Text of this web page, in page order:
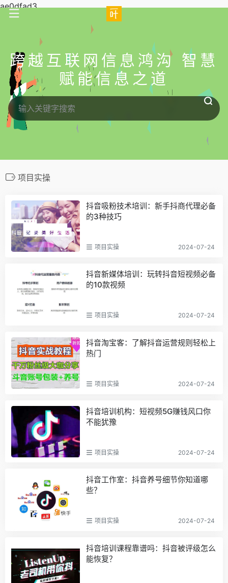
ae0dfad3
跨越互联网信息鸿沟 智慧
赋能信息之道
项目实操
抖音吸粉技术培训：新手抖商代理必备
的3种技巧
项目实操 2024-07-24
抖音新媒体培训：玩转抖音短视频必备
的10款视频
项目实操 2024-07-24
抖音淘宝客：了解抖音运营规则轻松上
热门
项目实操 2024-07-24
抖音培训机构：短视频5G赚钱风口你
不能犹豫
项目实操 2024-07-24
抖音工作室：抖音养号细节你知道哪
些？
项目实操 2024-07-24
抖音培训课程靠谱吗：抖音被评级怎么
能恢复？